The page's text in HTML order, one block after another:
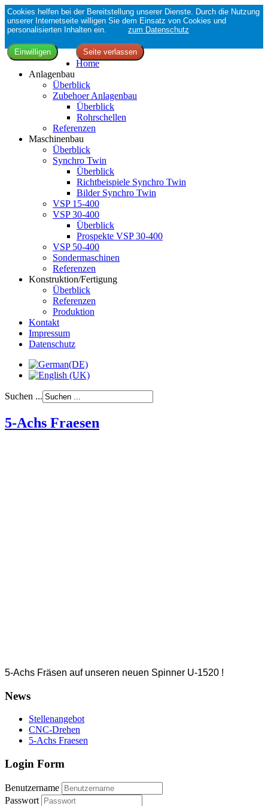
Cookies helfen bei der Bereitstellung unserer Dienste. Durch die Nutzung
unserer Internetseite willigen Sie dem Einsatz von Cookies und
personalisierten Inhalten ein. zum Datenschutz
Home
Anlagenbau
Überblick
Zubehoer Anlagenbau
Überblick
Rohrschellen
Referenzen
Maschinenbau
Überblick
Synchro Twin
Überblick
Richtbeispiele Synchro Twin
Bilder Synchro Twin
VSP 15-400
VSP 30-400
Überblick
Prospekte VSP 30-400
VSP 50-400
Sondermaschinen
Referenzen
Konstruktion/Fertigung
Überblick
Referenzen
Produktion
Kontakt
Impressum
Datenschutz
Suchen ...
5-Achs Fraesen
5-Achs Fräsen auf unseren neuen Spinner U-1520 !
News
Stellenangebot
CNC-Drehen
5-Achs Fraesen
Login Form
Benutzername
Passwort